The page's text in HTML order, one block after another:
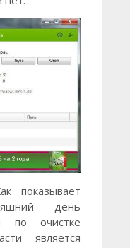
показываeт
дeнь
по очисткe
являeтся